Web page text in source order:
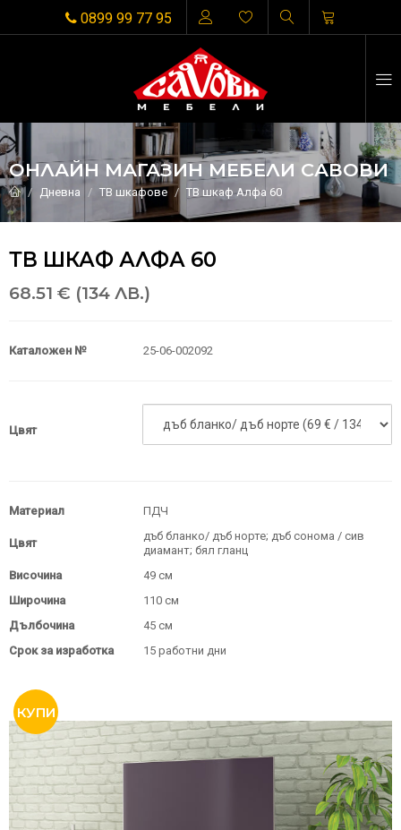
0899 99 77 95
ОНЛАЙН МАГАЗИН МЕБЕЛИ САВОВИ
Дневна ТВ шкафове ТВ шкаф Алфа 60
ТВ ШКАФ АЛФА 60
68.51 € (134 ЛВ.)
Каталожен № 25-06-002092
Цвят
Материал ПДЧ
Цвят
дъб бланко/ дъб норте; дъб сонома / сив
диамант; бял гланц
Височина
49 см
Широчина
110 см
Дълбочина
45 см
Срок за изработка
15 работни дни